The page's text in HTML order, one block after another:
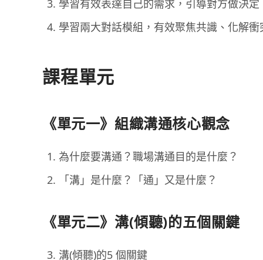
學習有效表達自己的需求，引導對方做決定
學習兩大對話模組，有效聚焦共識、化解衝
課程單元
《單元一》組織溝通核⼼觀念
為什麼要溝通？職場溝通目的是什麼？
「溝」是什麼？「通」又是什麼？
《單元二》溝(傾聽)的五個關鍵
溝(傾聽)的5 個關鍵